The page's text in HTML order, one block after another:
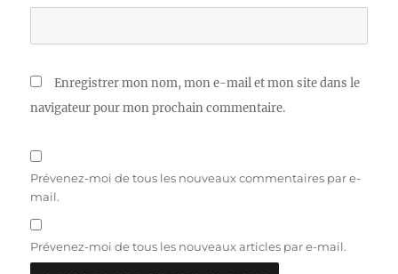
Enregistrer mon nom, mon e-mail et mon site dans le
navigateur pour mon prochain commentaire.
Prévenez-moi de tous les nouveaux commentaires par e-
mail.
Prévenez-moi de tous les nouveaux articles par e-mail.